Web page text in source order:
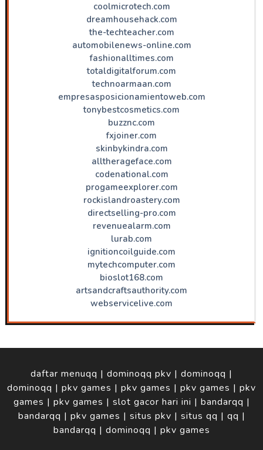
coolmicrotech.com
dreamhousehack.com
the-techteacher.com
automobilenews-online.com
fashionalltimes.com
totaldigitalforum.com
technoarmaan.com
empresasposicionamientoweb.com
tonybestcosmetics.com
buzznc.com
fxjoiner.com
skinbykindra.com
alltherageface.com
codenational.com
progameexplorer.com
rockislandroastery.com
directselling-pro.com
revenuealarm.com
lurab.com
ignitioncoilguide.com
mytechcomputer.com
bioslot168.com
artsandcraftsauthority.com
webservicelive.com
daftar menuqq | dominoqq pkv | dominoqq |
dominoqq | pkv games | pkv games | pkv games | pkv
games | pkv games | slot gacor hari ini | bandarqq |
bandarqq | pkv games | situs pkv | situs qq | qq |
bandarqq | dominoqq | pkv games